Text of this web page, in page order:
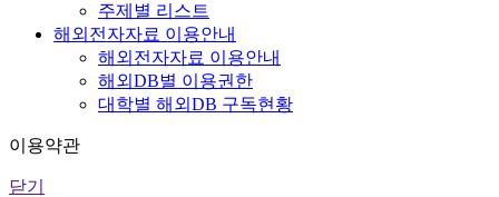
주제별 리스트
해외전자자료 이용안내
해외전자자료 이용안내
해외DB별 이용권한
대학별 해외DB 구독현황
이용약관
닫기